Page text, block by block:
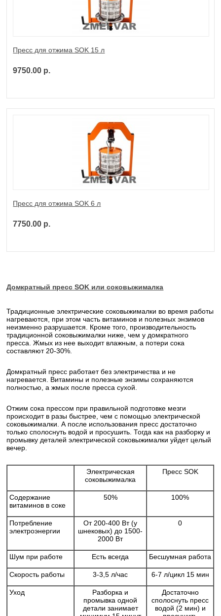
Пресс для отжима SOK 15 л
9750.00 р.
Пресс для отжима SOK 6 л
7750.00 р.
Домкратный пресс SOK или соковыжималка
Традиционные электрические соковыжималки во время работы
нагреваются, при этом часть витаминов и полезных энзимов
неизменно разрушается. Кроме того, производительность
традиционной соковыжималки ниже, чем у домкратного
пресса. Жмых из нее выходит влажным, а потери сока
составляют 20-30%.
Домкратный пресс работает без электричества и не
нагревается. Витамины и полезные энзимы сохраняются
полностью, а жмых после пресса сухой.
Отжим сока прессом при правильной подготовке мезги
происходит в разы быстрее, чем с помощью электрической
соковыжималки. А после использования пресс достаточно
только сполоснуть водой и просушить. Тогда как на разборку и
промывку деталей электрической соковыжималки уйдет целый
вечер.
Электрическая
соковыжималка
Пресс SOK
Содержание
витаминов в соке
50% 100%
Потребление
электроэнергии
От 200-400 Вт (у
шнековых) до 1500-
2000 Вт
0
Шум при работе Есть всегда Бесшумная работа
Скорость работы 3-3,5 л/час 6-7 л/цикл 15 мин
Уход
Разборка и
промывка одной
детали занимает
Достаточно
сполоснуть пресс
водой (2 мин) и